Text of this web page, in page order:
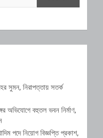
সুমন, নিরাপত্তায় সতর্ক
অভিযোগে বহুতল ভবন নির্মাণ,
পদে নিয়োগ বিজ্ঞপ্তি প্রকাশ,